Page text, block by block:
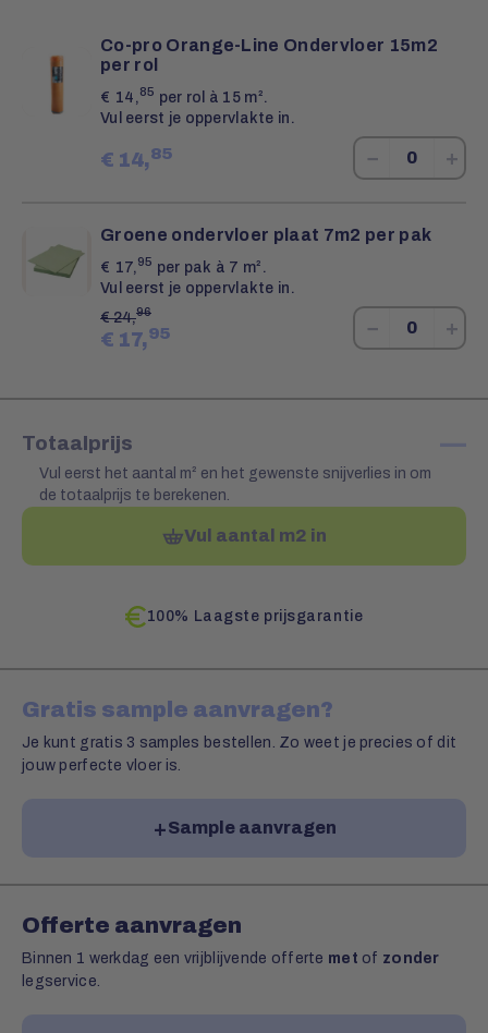
Co-pro Orange-Line Ondervloer 15m2
per rol
€ 14, 85 per rol à 15 m².
Vul eerst je oppervlakte in.
€ 14,85 − +
Groene ondervloer plaat 7m2 per pak
€ 17, 95 per pak à 7 m².
Vul eerst je oppervlakte in.
€24,96
€ 17,95 − +
Totaalprijs —
Vul eerst het aantal m² en het gewenste snijverlies in om
de totaalprijs te berekenen.
Vul aantal m2 in
100% Laagste prijsgarantie
Gratis sample aanvragen?
Je kunt gratis 3 samples bestellen. Zo weet je precies of dit
jouw perfecte vloer is.
Sample aanvragen
Offerte aanvragen
Binnen 1 werkdag een vrijblijvende offerte met of zonder
legservice.